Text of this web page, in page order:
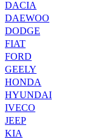
DACIA
DAEWOO
DODGE
FIAT
FORD
GEELY
HONDA
HYUNDAI
IVECO
JEEP
KIA